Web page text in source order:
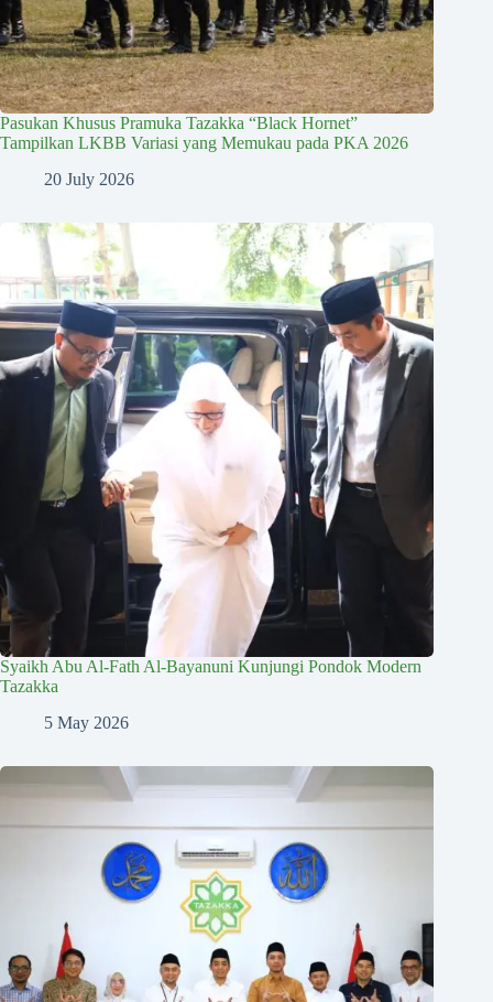
Pasukan Khusus Pramuka Tazakka “Black Hornet”
Tampilkan LKBB Variasi yang Memukau pada PKA 2026
20 July 2026
Syaikh Abu Al-Fath Al-Bayanuni Kunjungi Pondok Modern
Tazakka
5 May 2026